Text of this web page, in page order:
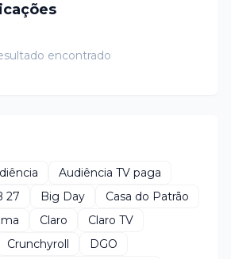
encontrado
Audiência TV paga
27 Big Day
Casa do Patrão
Claro
Claro TV
Crunchyroll
DGO